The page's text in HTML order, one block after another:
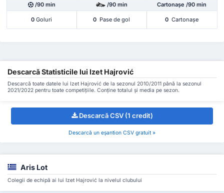
/90 min /90 min Cartonașe /90 min
0 Goluri 0 Pase de gol 0 Cartonașe
Descarcă Statisticile lui Izet Hajrović
Descarcă toate datele lui Izet Hajrović de la sezonul 2010/2011 până la sezonul
2021/2022 pentru toate competițiile. Conține totalul și media pe sezon.
Descarcă CSV (1 credit)
Descarcă un eșantion CSV gratuit »
Aris Lot
Colegii de echipă ai lui Izet Hajrović la nivelul clubului